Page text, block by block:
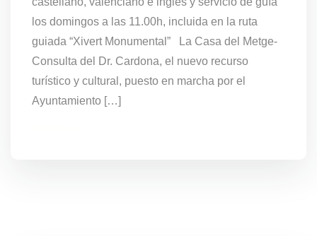
los domingos a las 11.00h, incluida en la ruta
guiada “Xivert Monumental” La Casa del Metge-
Consulta del Dr. Cardona, el nuevo recurso
turístico y cultural, puesto en marcha por el
Ayuntamiento […]